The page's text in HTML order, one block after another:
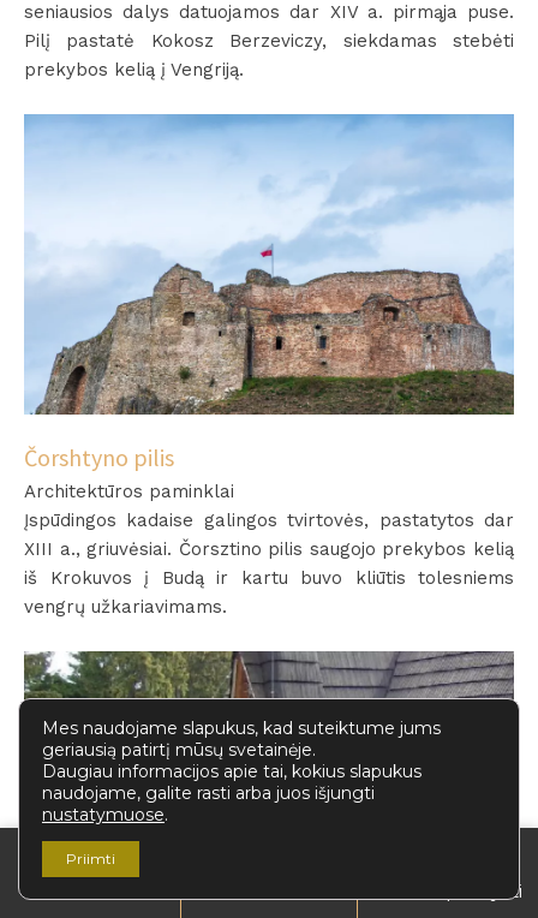
Kontaktai Kaip atvykti
seniausios dalys datuojamos dar XIV a. pirmąja puse.
Pilį pastatė Kokosz Berzeviczy, siekdamas stebėti
prekybos kelią į Vengriją.
Čorshtyno pilis
Architektūros paminklai
Įspūdingos kadaise galingos tvirtovės, pastatytos dar
XIII a., griuvėsiai. Čorsztino pilis saugojo prekybos kelią
iš Krokuvos į Budą ir kartu buvo kliūtis tolesniems
vengrų užkariavimams.
Mes naudojame slapukus, kad suteiktume jums
geriausią patirtį mūsų svetainėje.
Daugiau informacijos apie tai, kokius slapukus
naudojame, galite rasti arba juos išjungti
nustatymuose.
Priimti